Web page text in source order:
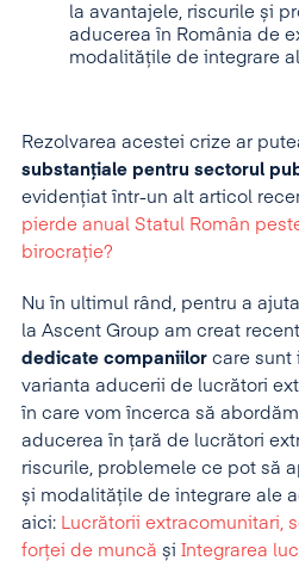
la avantajele, riscurile și
aducerea în România de
modalitățile de integrare
Rezolvarea acestei crize ar
substanțiale pentru sectorul
evidențiat într-un alt articol
pierde anual Statul Român
birocrație?
Nu în ultimul rând, pentru a
la Ascent Group am creat recent
dedicate companiilor care sunt
varianta aducerii de lucrători
în care vom încerca să
aducerea în țară de lucrători
riscurile, problemele ce pot să
și modalitățile de integrare ale
aici: Lucrătorii extracomunitari,
forței de muncă și Integrarea